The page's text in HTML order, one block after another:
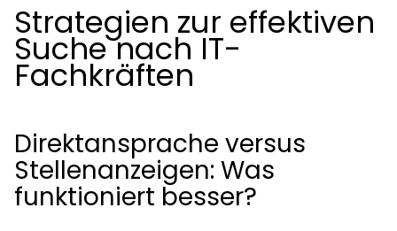
Strategien zur effektiven
Suche nach IT-
Fachkräften
Direktansprache versus
Stellenanzeigen: Was
funktioniert besser?